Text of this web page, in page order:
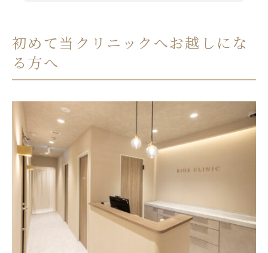
初めて当クリニックへお越しにな
る方へ